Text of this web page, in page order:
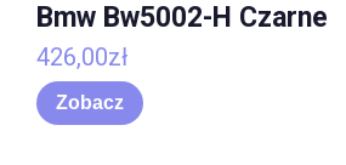
Bmw Bw5002-H Czarne
426,00zł
Zobacz